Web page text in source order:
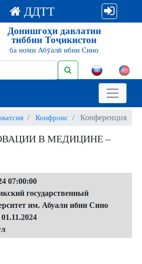
ДДТТ
Донишгоҳи давлатии
тиббии Тоҷикистон
ба номи Абӯалӣ ибни Сино
Конфронс Конференция
В МЕДИЦИНЕ –
07:00:00
государственный
им. Абуали ибни Сино
01.11.2024